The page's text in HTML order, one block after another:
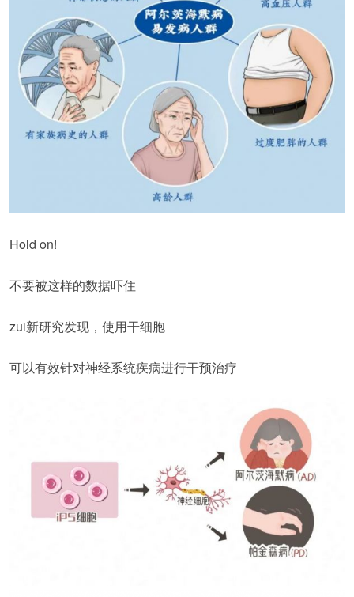
Hold on!
不要被这样的数据吓住
zui新研究发现，使用干细胞
可以有效针对神经系统疾病进行干预治疗